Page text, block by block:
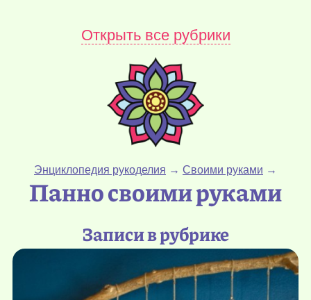
Открыть все рубрики
Энциклопедия рукоделия → Своими руками →
Панно своими руками
Записи в рубрике